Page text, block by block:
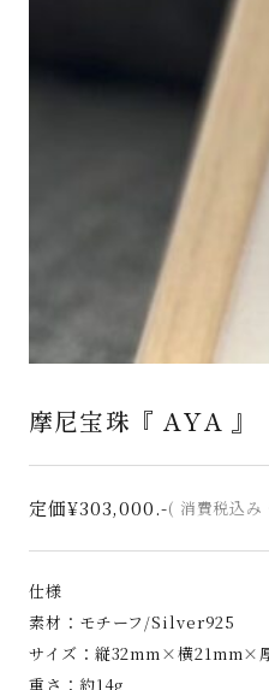
摩尼宝珠『 AYA 』
定価¥303,000.-( 消費税込み
仕様
素材：モチーフ/Silver925
サイズ：縦32mm×横21mm×
重さ：約14g